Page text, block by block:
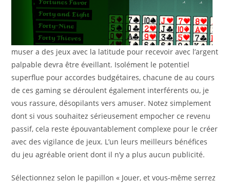
muser a des jeux avec la latitude pour recevoir avec l’argent
palpable devra être éveillant. Isolément le potentiel
superflue pour accordes budgétaires, chacune de au cours
de ces gaming se déroulent également interférents ou, je
vous rassure, désopilants vers amuser. Notez simplement
dont si vous souhaitez sérieusement empocher ce revenu
passif, cela reste épouvantablement complexe pour le créer
avec des vigilance de jeux. L’un leurs meilleurs bénéfices
du jeu agréable orient dont il n’y a plus aucun publicité.
Sélectionnez selon le papillon « Jouer, et vous-même serrez